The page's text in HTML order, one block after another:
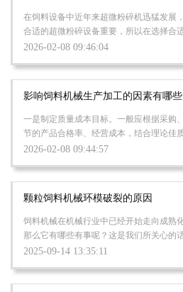
在饲料设备中近年来超微粉碎机迅猛发展
合适的超微粉碎设备重要，所以在选择合
碎设备的功能及适用范围。 ...
2026-02-08 09:46:04
影响饲料机械生产加工的因素有哪些
一是制定质量成本目标。一般应根据采购
节的产品合格率、经营成本，结合理论佳
虑到生产企业规模不大的情况，也...
2026-02-08 09:44:57
颗粒饲料机械环模破裂的原因
饲料机械在机械行业中已经开始走向成熟
那么它有哪些有事呢？这是我们所关心的
的饲料可避免动物挑食。配合饲料配...
2025-09-14 13:35:11